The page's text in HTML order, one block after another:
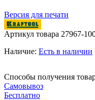
Версия для печати
Артикул товара 27967-
Наличие: Есть в наличии
Способы получения
Самовывоз
Бесплатно